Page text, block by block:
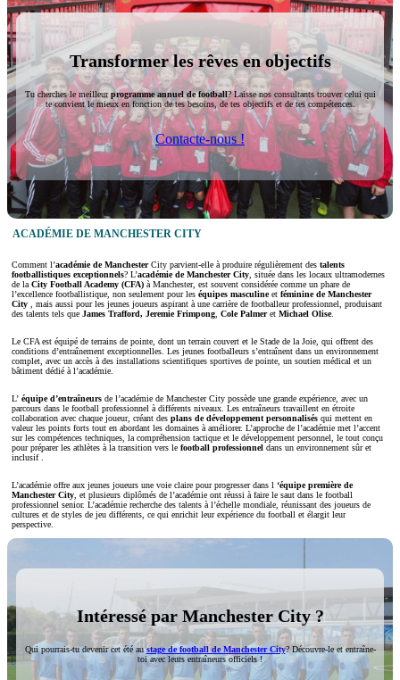
Transformer les rêves en objectifs
Tu cherches le meilleurprogramme annuel de football? Laisse nos consultants trouver celui qui
te convient le mieux en fonction de tes besoins, de tes objectifs et de tes compétences.
Contacte-nous !
ACADÉMIE DE MANCHESTER CITY
Comment l’académie de ManchesterCity parvient-elle à produire régulièrement des talents
footballistiques exceptionnels? L’académie de Manchester City , située dans les locaux ultramodernes
de la City Football Academy (CFA) à Manchester, est souvent considérée comme un phare de
l’excellence footballistique, non seulement pour les équipes masculineet féminine de Manchester
City
, mais aussi pour les jeunes joueurs aspirant à une carrière de footballeur professionnel, produisant
des talents tels que James Trafford, Jeremie Frimpong Cole Palmeret Michael Olise.
Le CFA est équipé de terrains de pointe, dont un terrain couvert et le Stade de la Joie, qui offrent des
conditions d’entraînement exceptionnelles. Les jeunes footballeurs s’entraînent dans un environnement
complet, avec un accès à des installations scientifiques sportives de pointe, un soutien médical et un
bâtiment dédié à l’académie.
L’ équipe d’entraîneurs de l’académie de Manchester City possède une grande expérience, avec un
parcours dans le football professionnel à différents niveaux. Les entraîneurs travaillent en étroite
collaboration avec chaque joueur, créant des plans de développement personnalisés qui mettent en
valeur les points forts tout en abordant les domaines à améliorer. L’approche de l’académie met l’accent
sur les compétences techniques, la compréhension tactique et le développement personnel, le tout conçu
pour préparer les athlètes à la transition vers le football professionnel dans un environnement sûr et
inclusif
L’académie offre aux jeunes joueurs une voie claire pour progresser dans l ‘équipe première de
Manchester City , et plusieurs diplômés de l’académie ont réussi à faire le saut dans le football
professionnel senior. L’académie recherche des talents à l’échelle mondiale, réunissant des joueurs de
cultures et de styles de jeu différents, ce qui enrichit leur expérience du football et élargit leur
perspective.
Intéressé par Manchester City ?
Qui pourrais-tu devenir cet été austage de football de Manchester City? Découvre-le et entraîne-
toi avec leurs entraîneurs officiels !